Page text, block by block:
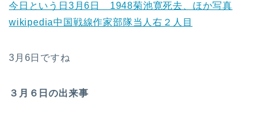
今日という日3月6日 1948菊池寛死去、ほか写真
wikipedia中国戦線作家部隊当人右２人目
3月6日ですね
３月６日の出来事